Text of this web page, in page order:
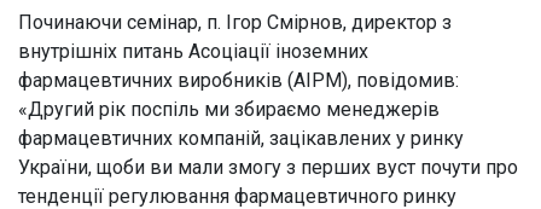
Починаючи семінар, п. Ігор Смірнов, директор з
внутрішніх питань Асоціації іноземних
фармацевтичних виробників (AIPM), повідомив:
«Другий рік поспіль ми збираємо менеджерів
фармацевтичних компаній, зацікавлених у ринку
України, щоби ви мали змогу з перших вуст почути про
тенденції регулювання фармацевтичного ринку